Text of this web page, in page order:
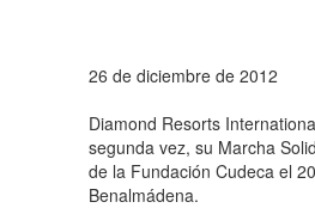
26 de diciembre de 2012
Diamond Resorts
segunda vez, su Marcha
de la Fundación Cudeca el
Benalmádena.